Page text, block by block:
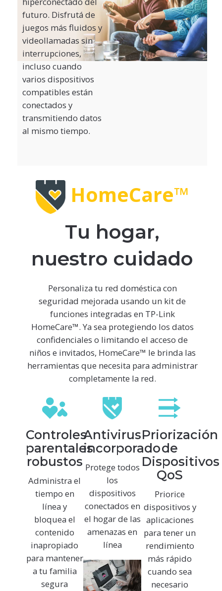
futuro. Disfrutá de
juegos más fluidos y
videollamadas sin
interrupciones,
incluso cuando
varios dispositivos
compatibles están
conectados y
transmitiendo datos
al mismo tiempo.
HomeCare™
Tu hogar,
nuestro cuidado
Personaliza tu red doméstica con
seguridad mejorada usando un kit de
funciones integradas en TP-Link
HomeCare™. Ya sea protegiendo los datos
confidenciales o limitando el acceso de
niños e invitados, HomeCare™ le brinda las
herramientas que necesita para administrar
completamente la red.
Controles
parentales
robustos
Administra el
tiempo en
línea y
bloquea el
contenido
inapropiado
para mantener
a tu familia
segura
Antivirus
incorporado
Protege todos
los
dispositivos
conectados en
el hogar de las
amenazas en
línea
Priorización
de
Dispositivos
QoS
Priorice
dispositivos y
aplicaciones
para tener un
rendimiento
más rápido
cuando sea
necesario